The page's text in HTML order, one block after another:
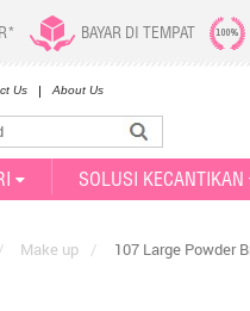
BAYAR DI TEMPAT
Us About Us
SOLUSI KECANTIKAN
/ Make up / 107 Large Powder